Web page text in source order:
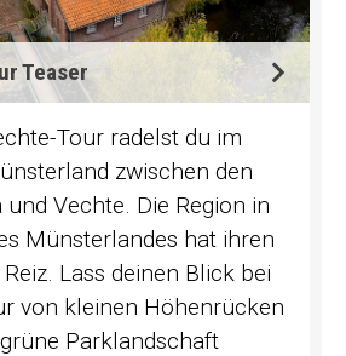
Teaser
Tour radelst du im
zwischen den
Vechte. Die Region in
Münsterlandes hat ihren
Lass deinen Blick bei
von kleinen Höhenrücken
Parklandschaft